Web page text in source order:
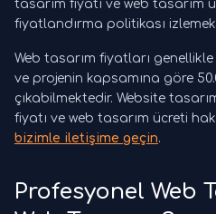
tasarım fiyatı ve web tasarım
fiyatlandırma politikası
Web tasarım fiyatları
ve projenin kapsamına göre
çıkabilmektedir. Website
fiyatı ve web tasarım ücreti
bizimle iletişime geçin.
Profesyonel Web